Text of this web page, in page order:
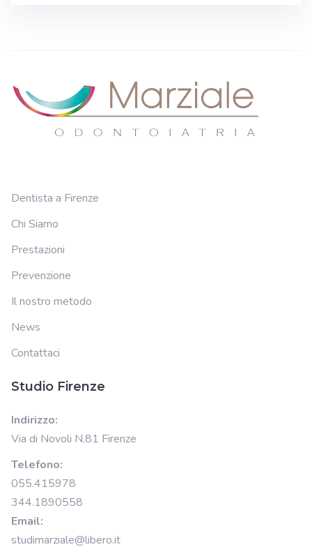
Dentista a Firenze
Chi Siamo
Prestazioni
Prevenzione
Il nostro metodo
News
Contattaci
Studio Firenze
Indirizzo:
Via di Novoli N.81 Firenze
Telefono:
055.415978
344.1890558
Email:
studimarziale@libero.it